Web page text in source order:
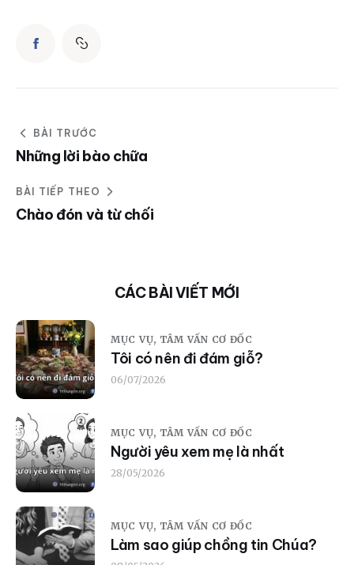
BÀI TRƯỚC
Những lời bào chữa
BÀI TIẾP THEO
Chào đón và từ chối
CÁC BÀI VIẾT MỚI
MỤC VỤ, TÂM VẤN CƠ ĐỐC
Tôi có nên đi đám giỗ?
06/07/2026
MỤC VỤ, TÂM VẤN CƠ ĐỐC
Người yêu xem mẹ là nhất
28/05/2026
MỤC VỤ, TÂM VẤN CƠ ĐỐC
Làm sao giúp chồng tin Chúa?